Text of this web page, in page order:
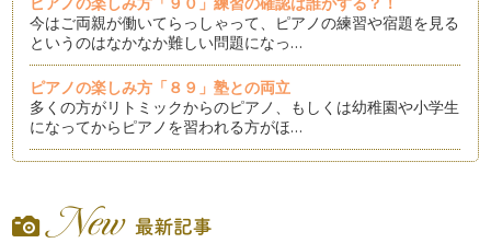
今はご両親が働いてらっしゃって、ピアノの練習や宿題を見る
というのはなかなか難しい問題になっ…
ピアノの楽しみ方「８９」塾との両立
多くの方がリトミックからのピアノ、もしくは幼稚園や小学生
になってからピアノを習われる方がほ…
楽教育」も急速に変化しています。 …